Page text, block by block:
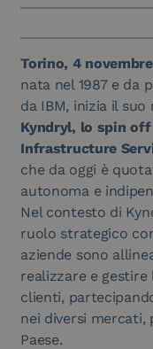
Torino, 4
nata nel 1987 e da
da IBM, inizia il
Kyndryl, lo spin off
Infrastructure
che da oggi è
autonoma e
Nel contesto di
ruolo strategico
aziende sono
realizzare e
clienti,
nei diversi
Paese.